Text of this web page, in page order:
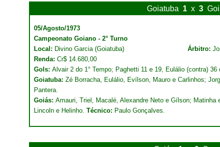
Goiatuba 1 x 3
05/Agosto/1973
Campeonato Goiano - 2° Turno
Local: Divino Garcia (Goiatuba) Árbitro:
Renda: Cr$ 14.680,00
Gols: Alvair 2 do 1° Tempo; Paghetti 11 e 19, Eulálio (contra) 36
Goiatuba: Zé Borracha, Eulálio, Evílson, Mauro e Carlinhos;
Pantera.
Goiás: Amauri, Triel, Macalé, Alexandre Neto e Gílson;
Lincoln e Helinho. Técnico: Paulo Gonçalves.